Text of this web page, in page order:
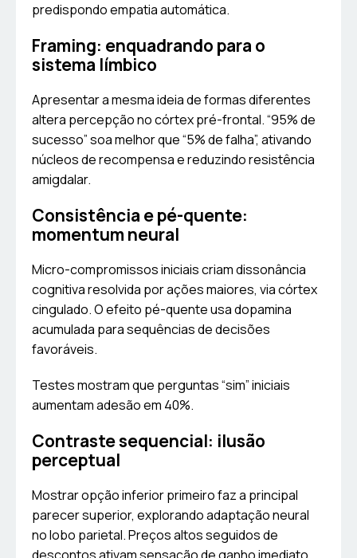
predispondo empatia automática.
Framing: enquadrando para o
sistema límbico
Apresentar a mesma ideia de formas diferentes
altera percepção no córtex pré-frontal. “95% de
sucesso” soa melhor que “5% de falha”, ativando
núcleos de recompensa e reduzindo resistência
amigdalar.
Consistência e pé-quente:
momentum neural
Micro-compromissos iniciais criam dissonância
cognitiva resolvida por ações maiores, via córtex
cingulado. O efeito pé-quente usa dopamina
acumulada para sequências de decisões
favoráveis.
Testes mostram que perguntas “sim” iniciais
aumentam adesão em 40%.
Contraste sequencial: ilusão
perceptual
Mostrar opção inferior primeiro faz a principal
parecer superior, explorando adaptação neural
no lobo parietal. Preços altos seguidos de